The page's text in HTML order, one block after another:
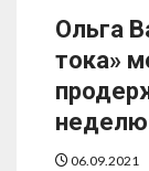
Ольга
тока»
06.09.2021